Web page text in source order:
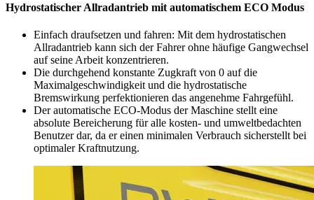
Hydrostatischer Allradantrieb mit automatischem ECO Modus
Einfach draufsetzen und fahren: Mit dem hydrostatischen
Allradantrieb kann sich der Fahrer ohne häufige Gangwechsel
auf seine Arbeit konzentrieren.
Die durchgehend konstante Zugkraft von 0 auf die
Maximalgeschwindigkeit und die hydrostatische
Bremswirkung perfektionieren das angenehme Fahrgefühl.
Der automatische ECO-Modus der Maschine stellt eine
absolute Bereicherung für alle kosten- und umweltbedachten
Benutzer dar, da er einen minimalen Verbrauch sicherstellt bei
optimaler Kraftnutzung.